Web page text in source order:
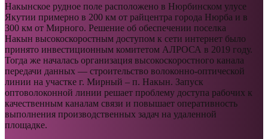
Накынское рудное поле расположено в Нюрбинском улусе
Якутии примерно в 200 км от райцентра города Нюрба и в
300 км от Мирного. Решение об обеспечении поселка
Накын высокоскоростным доступом к сети интернет было
принято инвестиционным комитетом АЛРОСА в 2019 году.
Тогда же началась организация высокоскоростного канала
передачи данных — строительство волоконно-оптической
линии на участке г. Мирный – п. Накын. Запуск
оптоволоконной линии решает проблему доступа рабочих к
качественным каналам связи и повышает оперативность
выполнения производственных задач на удаленной
площадке.